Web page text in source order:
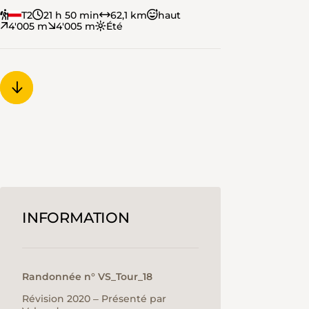
T2 21 h 50 min 62,1 km
haut
4'005 m
4'005 m Été
INFORMATION
Randonnée n° VS_Tour_18
Révision 2020 ‒ Présenté par